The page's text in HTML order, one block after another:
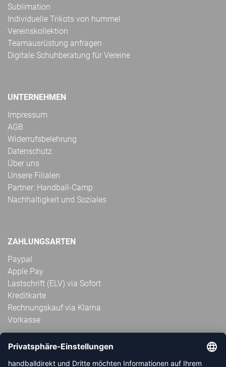
Sublimation
Individuelle Trikots von hummel
Vereinskollektion
Teamausrüstung anfragen
Digitale Schuhberatung für Vereine
UNTERNEHMEN
Impressum
AGB
Widerrufsbelehrung
Datenschutz
Über uns
Unsere Filialen
Partner: Handball-Camp
Nachhaltigkeit und Soziales
ZAHLUNGSARTEN
Paypal
Apple Pay
Lastschrift (ELV) via Sofort
Kreditkarte
Rechnungskauf via Klarna
Vorkasse
ABONNIERE JETZT DEN KOSTENLOSEN